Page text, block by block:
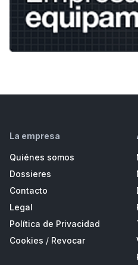
La empresa
Quiénes somos
Dossieres
Contacto
Legal
Política de Privacidad
Cookies / Revocar